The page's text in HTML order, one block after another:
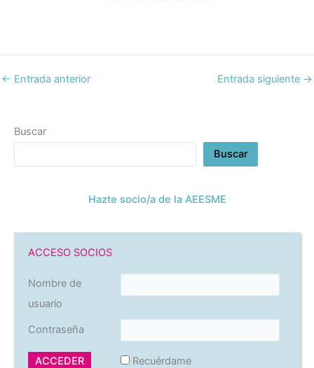
← Entrada anterior Entrada siguiente →
Buscar
Buscar
Hazte socio/a de la AEESME
ACCESO SOCIOS
Nombre de
usuario
Contraseña
Recuérdame